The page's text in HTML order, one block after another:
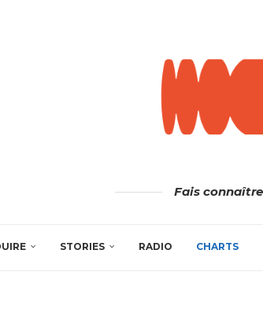
Fais
STORIES RADIO CHARTS